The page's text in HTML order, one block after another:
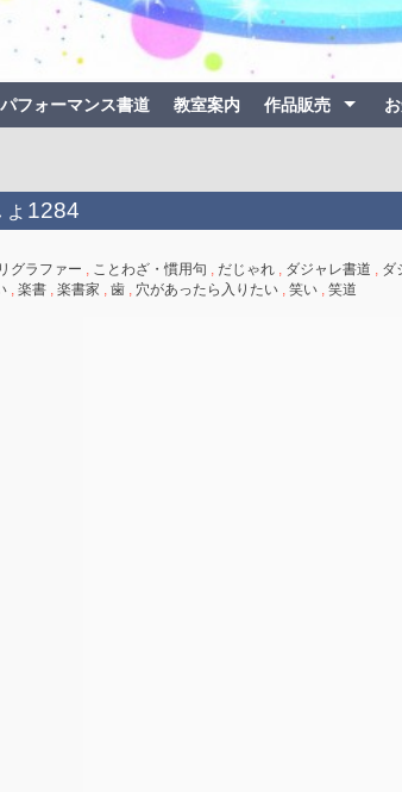
パフォーマンス書道 教室案内 作品販売
1284
グラファー ことわざ・慣用句 だじゃれ, ダジャレ書道 ダ
, 楽書, 楽書家 歯, 穴があったら入りたい, 笑い, 笑道